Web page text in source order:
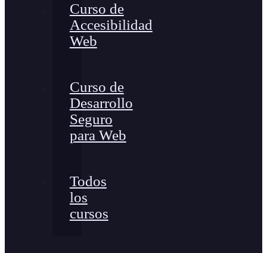
Curso de
Accesibilidad
Web
Curso de
Desarrollo
Seguro
para Web
Todos
los
cursos